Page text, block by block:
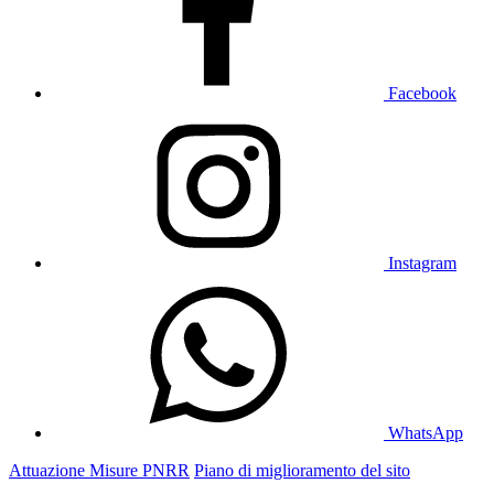
Facebook
Instagram
WhatsApp
Attuazione Misure PNRR Piano di miglioramento del sito